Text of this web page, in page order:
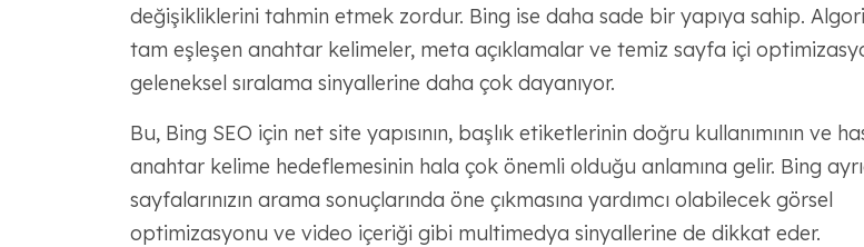
değişikliklerini tahmin etmek zordur. Bing ise daha sade bir yapıya sahip.
tam eşleşen anahtar kelimeler, meta açıklamalar ve temiz sayfa içi
geleneksel sıralama sinyallerine daha çok dayanıyor.
Bu, Bing SEO için net site yapısının, başlık etiketlerinin doğru kullanımının ve
anahtar kelime hedeflemesinin hala çok önemli olduğu anlamına gelir. Bing
sayfalarınızın arama sonuçlarında öne çıkmasına yardımcı olabilecek görsel
optimizasyonu ve video içeriği gibi multimedya sinyallerine de dikkat eder.